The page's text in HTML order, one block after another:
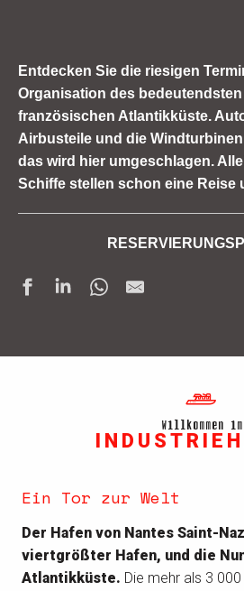
Entdecken Sie die riesigen
Organisation des
französischen Atlantikküste.
Airbusteile und die
das wird hier umgeschlagen.
Schiffe stellen schon eine Reise
Willkommen im
Ein Tor zur Welt
Der Hafen von Nantes Saint-
viertgrößter Hafen, und die
Atlantikküste. Die mehr als 3